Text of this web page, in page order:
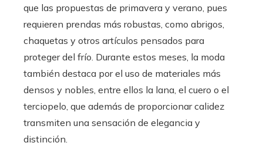
que las propuestas de primavera y verano, pues
requieren prendas más robustas, como abrigos,
chaquetas y otros artículos pensados para
proteger del frío. Durante estos meses, la moda
también destaca por el uso de materiales más
densos y nobles, entre ellos la lana, el cuero o el
terciopelo, que además de proporcionar calidez
transmiten una sensación de elegancia y
distinción.